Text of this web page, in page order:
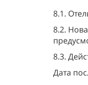
8.1.
8.2.
8.3.
Дата